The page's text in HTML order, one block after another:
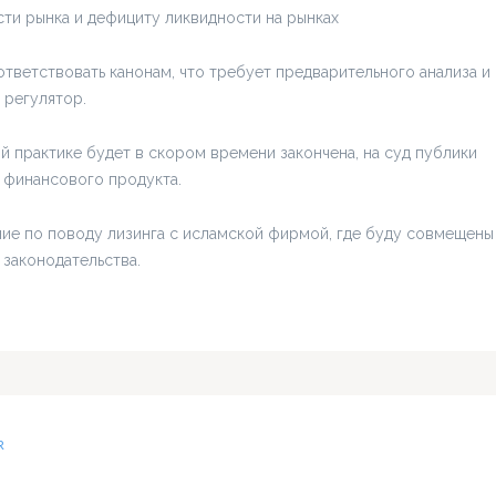
рынка и дефициту ликвидности на рынках
канонам, что требует предварительного анализа и
практике будет в скором времени закончена, на суд публики
продукта.
по поводу лизинга с исламской фирмой, где буду совмещены